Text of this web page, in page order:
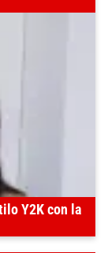
Y2K con la